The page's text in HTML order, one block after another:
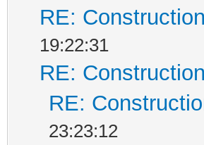
RE:
19:22:31
RE:
RE:
23:23:12